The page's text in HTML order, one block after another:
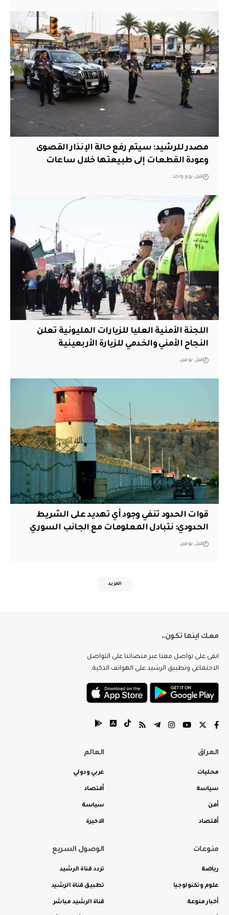
مصدر للرشيد: سيتم رفع حالة الإنذار القصوى
وعودة القطعات إلى طبيعتها خلال ساعات
قبل يوم واحد
اللجنة الأمنية العليا للزيارات المليونية تعلن
النجاح الأمني والخدمي للزيارة الأربعينية
قبل يومين
قوات الحدود تنفي وجود أي تهديد على الشريط
الحدودي: نتبادل المعلومات مع الجانب السوري
قبل يومين
المزيد
معك اينما تكون..
ابقى على تواصل معنا عبر منصاتنا على التواصل
الاجتماعي وتطبيق الرشيد على الهواتف الذكية.
العراق
محليات
سياسة
أمن
أقتصاد
العالم
عربي ودولي
أقتصاد
سياسة
الاخيرة
منوعات
رياضة
علوم وتكنولوجيا
أخبار منوعة
الوصول السريع
تردد قناة الرشيد
تطبيق قناة الرشيد
قناة الرشيد مباشر